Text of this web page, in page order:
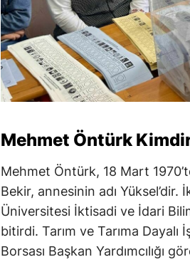
Mehmet Öntürk
Mehmet Öntürk, 18 Mart
Bekir, annesinin adı
Üniversitesi İktisadi ve İdari
bitirdi. Tarım ve Tarıma
Borsası Başkan Yardımcılığı